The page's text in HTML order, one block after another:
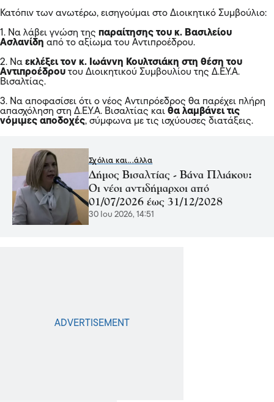
Κατόπιν των ανωτέρω, εισηγούμαι στο Διοικητικό Συμβούλιο:
1. Να λάβει γνώση της παραίτησης του κ. Βασιλείου
Ασλανίδη από το αξίωμα του Αντιπροέδρου.
2. Να εκλέξει τον κ. Ιωάννη Κουλτσιάκη στη θέση του
Αντιπροέδρου του Διοικητικού Συμβουλίου της Δ.Ε.Υ.Α.
Βισαλτίας.
3. Να αποφασίσει ότι ο νέος Αντιπρόεδρος θα παρέχει πλήρη
απασχόληση στη Δ.Ε.Υ.Α. Βισαλτίας και θα λαμβάνει τις
νόμιμες αποδοχές, σύμφωνα με τις ισχύουσες διατάξεις.
Σχόλια και...άλλα
Δήμος Βισαλτίας - Βάνα Πλιάκου:
Οι νέοι αντιδήμαρχοι από
01/07/2026 έως 31/12/2028
30 Ιου 2026, 14:51